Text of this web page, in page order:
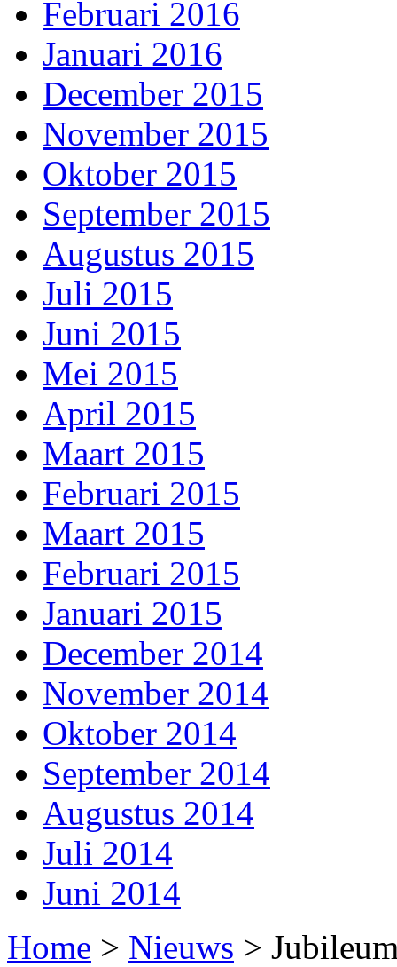
Februari 2016
Januari 2016
December 2015
November 2015
Oktober 2015
September 2015
Augustus 2015
Juli 2015
Juni 2015
Mei 2015
April 2015
Maart 2015
Februari 2015
Maart 2015
Februari 2015
Januari 2015
December 2014
November 2014
Oktober 2014
September 2014
Augustus 2014
Juli 2014
Juni 2014
Home > Nieuws >